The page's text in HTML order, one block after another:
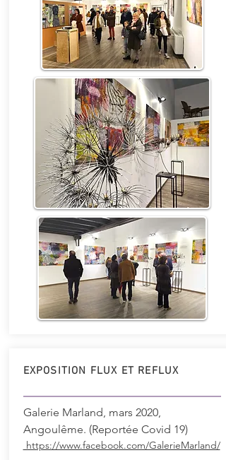
EXPOSITION FLUX ET REFLUX
Galerie Marland, mars 2020,
Angoulême. (Reportée Covid 19)
https://www.facebook.com/GalerieMarland/